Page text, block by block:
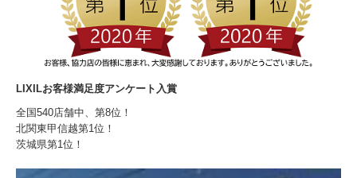
LIXILお客様満足度アンケート入賞
全国540店舗中、第8位！
北関東甲信越第1位！
茨城県第1位！